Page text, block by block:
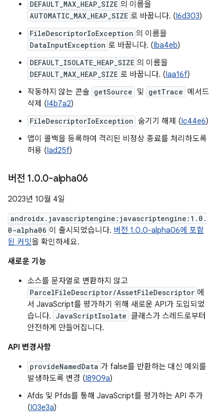
DEFAULT_MAX_HEAP_SIZE 의 이름을
AUTOMATIC_MAX_HEAP_SIZE 로 바꿉니다. (I6d303)
FileDescriptorIoException 의 이름을
DataInputException 로 바꿉니다. (Iba4eb)
DEFAULT_ISOLATE_HEAP_SIZE 의 이름을
DEFAULT_MAX_HEAP_SIZE 로 바꿉니다. (Iaa16f)
작동하지 않는 콘솔 getSource 및 getTrace 메서드
삭제 (I4b7a2)
FileDescriptorIoException 숨기기 해제 (Ic44e6)
앱이 콜백을 등록하여 격리된 비정상 종료를 처리하도록
허용 (Iad25f)
버전 1.0.0-alpha06
2023년 10월 4일
androidx.javascriptengine:javascriptengine:1.0.
0-alpha06 이 출시되었습니다. 버전 1.0.0-alpha06에 포함
된 커밋을 확인하세요.
새로운 기능
소스를 문자열로 변환하지 않고
ParcelFileDescriptor/AssetFileDescriptor 에
서 JavaScript를 평가하기 위해 새로운 API가 도입되었
습니다. JavaScriptIsolate 클래스가 스레드로부터
안전하게 만들어집니다.
API 변경사항
provideNamedData 가 false를 반환하는 대신 예외를
발생하도록 변경 (I8909a)
Afds 및 Pfds를 통해 JavaScript를 평가하는 API 추가
(I03e3a)